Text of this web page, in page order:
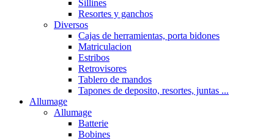
Sillines
Resortes y ganchos
Diversos
Cajas de herramientas, porta bidones
Matriculacion
Estribos
Retrovisores
Tablero de mandos
Tapones de deposito, resortes, juntas ...
Allumage
Allumage
Batterie
Bobines